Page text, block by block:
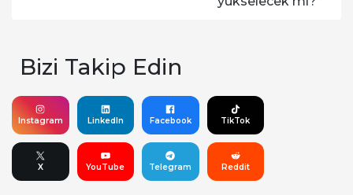
Bizi Takip Edin
Instagram LinkedIn Facebook TikTok
X YouTube Telegram Reddit